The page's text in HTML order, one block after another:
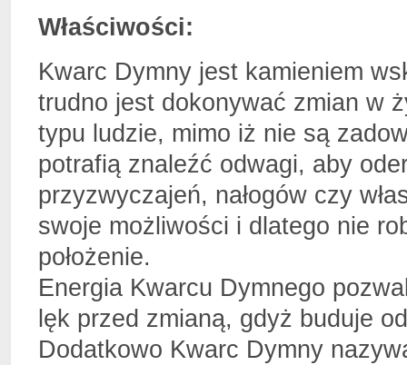
Właściwości:
Kwarc Dymny jest kamieniem
trudno jest dokonywać zmian w
typu ludzie, mimo iż nie są
potrafią znaleźć odwagi, aby
przyzwyczajeń, nałogów czy
swoje możliwości i dlatego nie
położenie.
Energia Kwarcu Dymnego
lęk przed zmianą, gdyż buduje
Dodatkowo Kwarc Dymny